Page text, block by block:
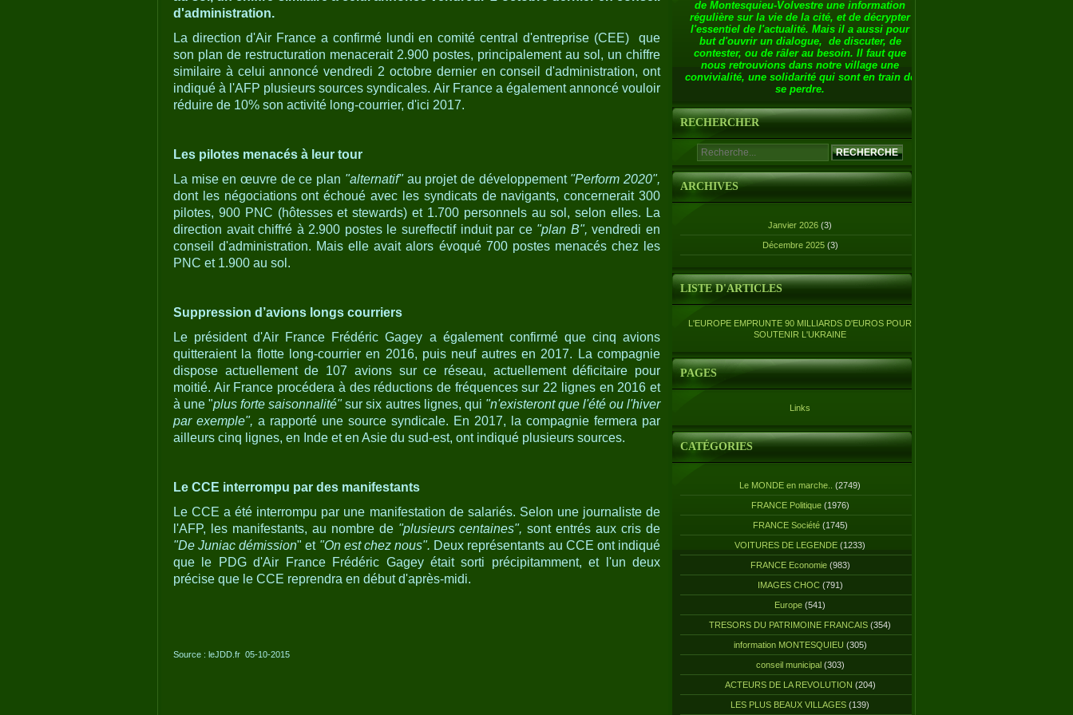
d'administration.
La direction d'Air France a confirmé lundi en comité central d'entreprise (CEE) que
son plan de restructuration menacerait 2.900 postes, principalement au sol, un chiffre
similaire à celui annoncé vendredi 2 octobre dernier en conseil d'administration, ont
indiqué à l'AFP plusieurs sources syndicales. Air France a également annoncé vouloir
réduire de 10% son activité long-courrier, d'ici 2017.
Les pilotes menacés à leur tour
La mise en œuvre de ce plan "alternatif"au projet de développement "Perform 2020",
dont les négociations ont échoué avec les syndicats de navigants, concernerait 300
pilotes, 900 PNC (hôtesses et stewards) et 1.700 personnels au sol, selon elles. La
direction avait chiffré à 2.900 postes le sureffectif induit par ce "plan B", vendredi en
conseil d'administration. Mais elle avait alors évoqué 700 postes menacés chez les
PNC et 1.900 au sol.
Suppression d’avions longs courriers
Le président d'Air France Frédéric Gagey a également confirmé que cinq avions
quitteraient la flotte long-courrier en 2016, puis neuf autres en 2017. La compagnie
dispose actuellement de 107 avions sur ce réseau, actuellement déficitaire pour
moitié. Air France procédera à des réductions de fréquences sur 22 lignes en 2016 et
à une "plus forte saisonnalité"sur six autres lignes, qui "n'existeront que l'été ou l'hiver
par exemple", a rapporté une source syndicale. En 2017, la compagnie fermera par
ailleurs cinq lignes, en Inde et en Asie du sud-est, ont indiqué plusieurs sources.
Le CCE interrompu par des manifestants
Le CCE a été interrompu par une manifestation de salariés. Selon une journaliste de
l'AFP, les manifestants, au nombre de "plusieurs centaines", sont entrés aux cris de
"De Juniac démission" et "On est chez nous". Deux représentants au CCE ont indiqué
que le PDG d'Air France Frédéric Gagey était sorti précipitamment, et l'un deux
précise que le CCE reprendra en début d'après-midi.
Source : leJDD.fr 05-10-2015
de Montesquieu-Volvestre une information
régulière sur la vie de la cité, et de décrypter
l'essentiel de l'actualité. Mais il a aussi pour
but d'ouvrir un dialogue, de discuter, de
contester, ou de râler au besoin. Il faut que
nous retrouvions dans notre village une
convivialité, une solidarité qui sont en train de
se perdre.
RECHERCHER
ARCHIVES
Janvier 2026 (3)
Décembre 2025 (3)
LISTE D'ARTICLES
L'EUROPE EMPRUNTE 90 MILLIARDS D'EUROS POUR
SOUTENIR L'UKRAINE
PAGES
Links
CATÉGORIES
Le MONDE en marche.. (2749)
FRANCE Politique(1976)
FRANCE Société(1745)
VOITURES DE LEGENDE (1233)
FRANCE Economie(983)
IMAGES CHOC(791)
Europe (541)
TRESORS DU PATRIMOINE FRANCAIS (354)
information MONTESQUIEU (305)
conseil municipal(303)
ACTEURS DE LA REVOLUTION (204)
LES PLUS BEAUX VILLAGES (139)